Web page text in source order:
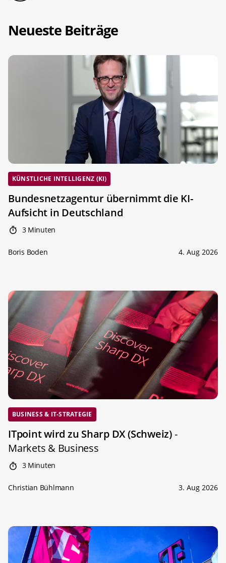
Neueste Beiträge
KÜNSTLICHE INTELLIGENZ (KI)
Bundesnetzagentur übernimmt die KI-
Aufsicht in Deutschland
3 Minuten
Boris Boden 4. Aug 2026
BUSINESS & IT-STRATEGIE
ITpoint wird zu Sharp DX (Schweiz)-
Markets & Business
3 Minuten
Christian Bühlmann 3. Aug 2026